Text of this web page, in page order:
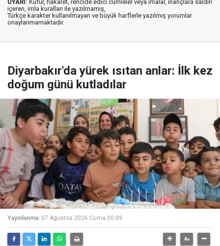
UYARI: Küfür, hakaret, rencide edici cümleler veya imalar, inançlara saldırı
içeren, imla kuralları ile yazılmamış,
Türkçe karakter kullanılmayan ve büyük harflerle yazılmış yorumlar
onaylanmamaktadır.
Diyarbakır'da yürek ısıtan anlar: İlk kez
doğum günü kutladılar
Yayınlanma: 07 Ağustos 2026 Cuma 00:09